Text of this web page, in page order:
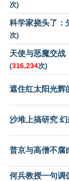
次)
科学家挠头了：
次)
天使与恶魔交战
(316,234次)
遮住红太阳光辉
沙堆上搞研究
普京与高僧不腐
何兵教授一句调